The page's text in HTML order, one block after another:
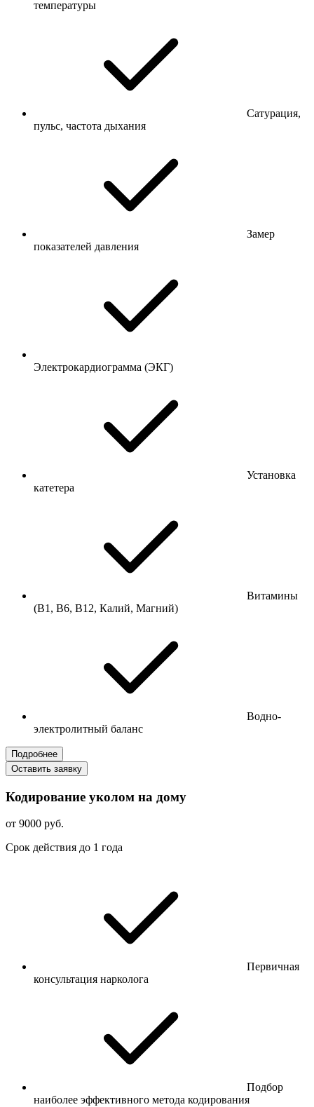
температуры
Сатурация,
пульс, частота дыхания
Замер
показателей давления
Электрокардиограмма (ЭКГ)
Установка
катетера
Витамины
(В1, В6, В12, Калий, Магний)
Водно-
электролитный баланс
Подробнее
Оставить заявку
Кодирование уколом на дому
от 9000 руб.
Срок действия до 1 года
Первичная
консультация нарколога
Подбор
наиболее эффективного метода кодирования